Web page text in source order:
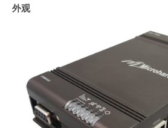
外观